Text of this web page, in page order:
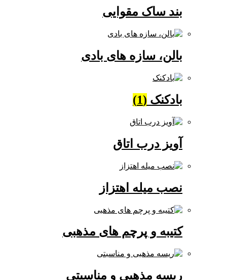
بند ساک مقوایی
بالن، سازه های بادی
آویز درب اتاق
نصب میله اهتزاز
کتیبه و پرچم های مذهبی
ریسه مذهبی و مناسبتی